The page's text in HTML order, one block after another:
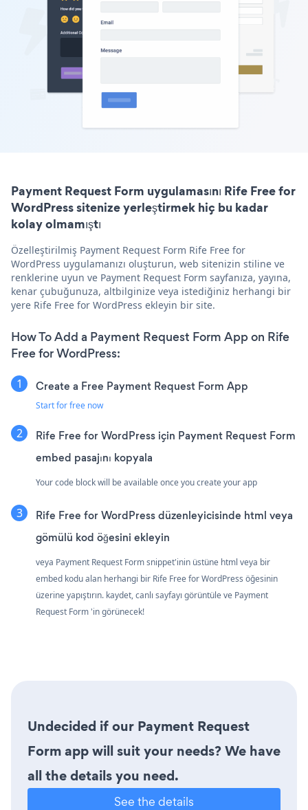
Payment Request Form uygulamasını Rife Free for
WordPress sitenize yerleştirmek hiç bu kadar
kolay olmamıştı
Özelleştirilmiş Payment Request Form Rife Free for
WordPress uygulamanızı oluşturun, web sitenizin stiline ve
renklerine uyun ve Payment Request Form sayfanıza, yayına,
kenar çubuğunuza, altbilginize veya istediğiniz herhangi bir
yere Rife Free for WordPress ekleyin bir site.
How To Add a Payment Request Form App on Rife
Free for WordPress:
Create a Free Payment Request Form App
Start for free now
Rife Free for WordPress için Payment Request Form
embed pasajını kopyala
Your code block will be available once you create your app
Rife Free for WordPress düzenleyicisinde html veya
gömülü kod öğesini ekleyin
veya Payment Request Form snippet'inin üstüne html veya bir
embed kodu alan herhangi bir Rife Free for WordPress öğesinin
üzerine yapıştırın. kaydet, canlı sayfayı görüntüle ve Payment
Request Form 'in görünecek!
Undecided if our Payment Request
Form app will suit your needs? We have
all the details you need.
See the details